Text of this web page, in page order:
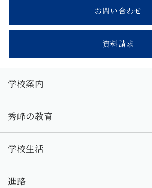
お問い合わせ
資料請求
学校案内
秀峰の教育
学校生活
進路